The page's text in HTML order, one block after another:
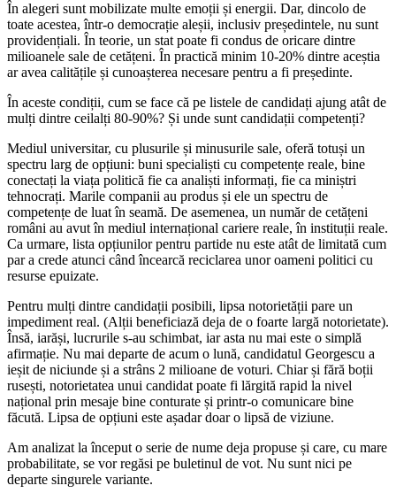
În alegeri sunt mobilizate multe emoții și energii. Dar, dincolo de
toate acestea, într-o democrație aleșii, inclusiv președintele, nu sunt
providențiali. În teorie, un stat poate fi condus de oricare dintre
milioanele sale de cetățeni. În practică minim 10-20% dintre aceștia
ar avea calitățile și cunoașterea necesare pentru a fi președinte.
În aceste condiții, cum se face că pe listele de candidați ajung atât de
mulți dintre ceilalți 80-90%? Și unde sunt candidații competenți?
Mediul universitar, cu plusurile și minusurile sale, oferă totuși un
spectru larg de opțiuni: buni specialiști cu competențe reale, bine
conectați la viața politică fie ca analiști informați, fie ca miniștri
tehnocrați. Marile companii au produs și ele un spectru de
competențe de luat în seamă. De asemenea, un număr de cetățeni
români au avut în mediul internațional cariere reale, în instituții reale.
Ca urmare, lista opțiunilor pentru partide nu este atât de limitată cum
par a crede atunci când încearcă reciclarea unor oameni politici cu
resurse epuizate.
Pentru mulți dintre candidații posibili, lipsa notorietății pare un
impediment real. (Alții beneficiază deja de o foarte largă notorietate).
Însă, iarăși, lucrurile s-au schimbat, iar asta nu mai este o simplă
afirmație. Nu mai departe de acum o lună, candidatul Georgescu a
ieșit de niciunde și a strâns 2 milioane de voturi. Chiar și fără boții
rusești, notorietatea unui candidat poate fi lărgită rapid la nivel
național prin mesaje bine conturate și printr-o comunicare bine
făcută. Lipsa de opțiuni este așadar doar o lipsă de viziune.
Am analizat la început o serie de nume deja propuse și care, cu mare
probabilitate, se vor regăsi pe buletinul de vot. Nu sunt nici pe
departe singurele variante.